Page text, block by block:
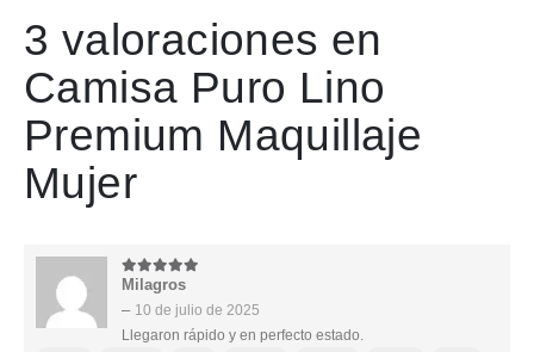
3 valoraciones en
Camisa Puro Lino
Premium Maquillaje
Mujer
5 de 5
Milagros
– 10 de julio de 2025
Llegaron rápido y en perfecto estado.